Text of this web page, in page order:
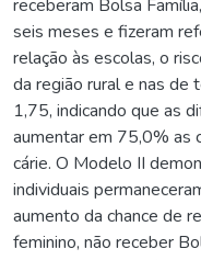
receberam Bolsa
seis meses e fizeram
relação às escolas, o
da região rural e nas de
1,75, indicando que as
aumentar em 75,0% as
cárie. O Modelo II
individuais
aumento da chance de
feminino, não receber